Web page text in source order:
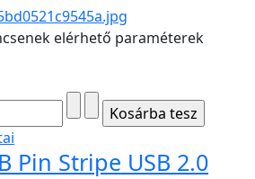
elérhető paraméterek
Pin Stripe USB 2.0